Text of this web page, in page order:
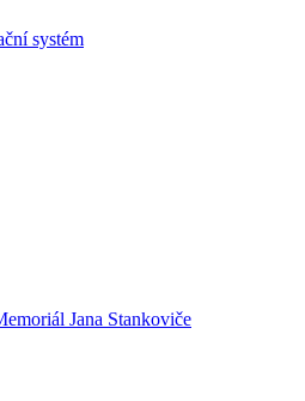
systém
Jana Stankoviče